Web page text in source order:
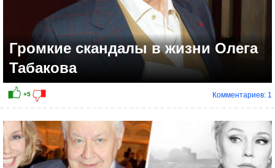
Громкие скандалы в жизни Олега
Табакова
Комментариев: 1